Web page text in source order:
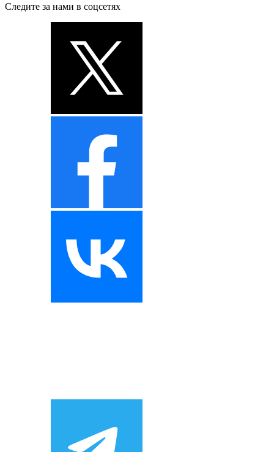
Следите за нами в соцсетях